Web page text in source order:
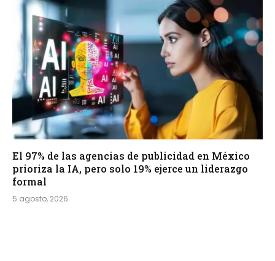
El 97% de las agencias de publicidad en México
prioriza la IA, pero solo 19% ejerce un liderazgo
formal
5 agosto, 2026